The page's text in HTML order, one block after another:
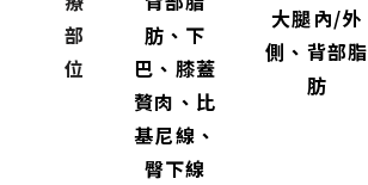
部
位
肪、下
巴、膝蓋
贅肉、比
基尼線、
臀下線
大腿內/外
側、背部脂
肪